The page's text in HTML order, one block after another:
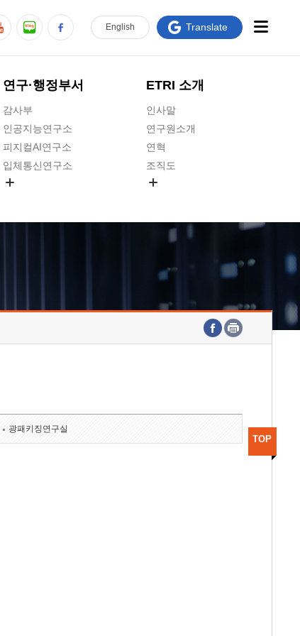
연구·행정부서
감사부
인공지능연구소
피지컬AI연구소
입체통신연구소
호남권연구본부
기획본부
ETRI 소개
인사말
연구원소개
연혁
조직도
연구원 고객헌장
주요업무연락처
English Translate
광패키징연구실
TOP